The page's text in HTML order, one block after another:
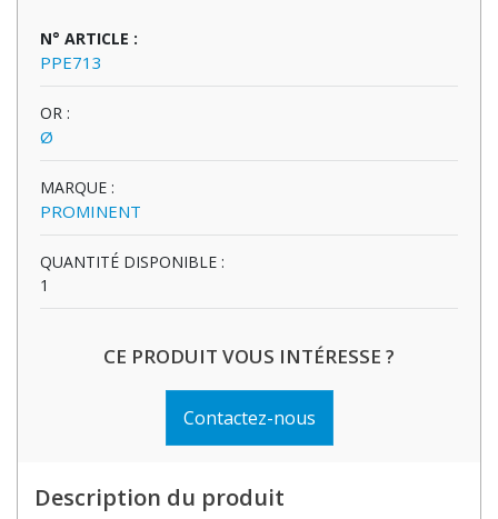
N° ARTICLE :
PPE713
OR :
Ø
MARQUE :
PROMINENT
QUANTITÉ DISPONIBLE :
1
CE PRODUIT VOUS INTÉRESSE ?
Contactez-nous
Description du produit